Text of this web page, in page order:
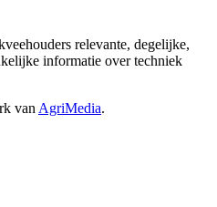
relevante, degelijke,
informatie over techniek
vanAgriMedia.